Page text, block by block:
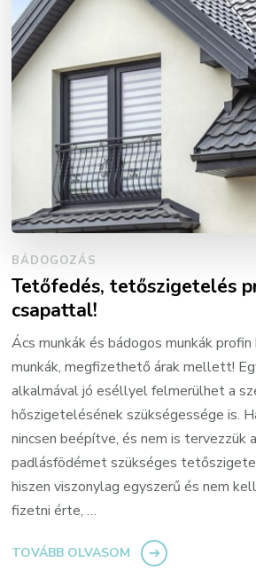
BÁDOGOZÁS
Tetőfedés, tetőszigetelés
csapattal!
Ács munkák és bádogos munkák
munkák, megfizethető árak mellett!
alkalmával jó eséllyel felmerülhet a
hőszigetelésének szükségessége is.
nincsen beépítve, és nem is tervezzük
padlásfödémet szükséges
hiszen viszonylag egyszerű és nem
fizetni érte, …
TOVÁBB OLVASOM